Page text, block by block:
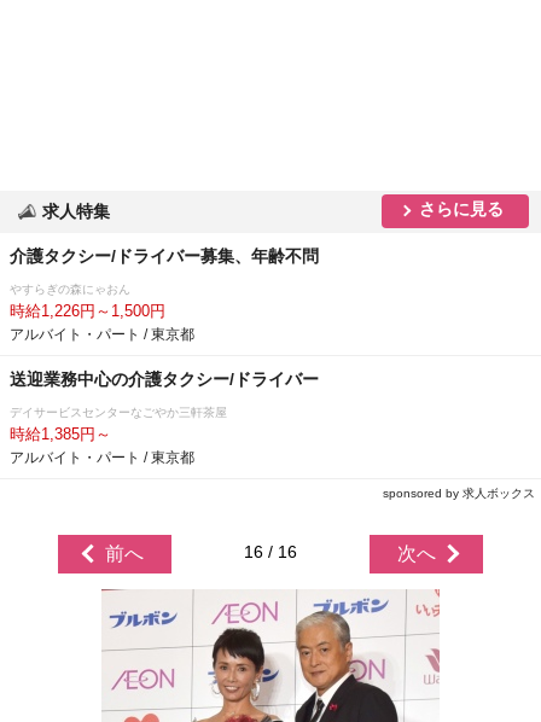
求人特集 さらに見る
介護タクシー/ドライバー募集、年齢不問
すらぎの森にゃおん
時給1,226円～1,500円
アルバイト・パート / 東京都
送迎業務中心の介護タクシー/ドライバー
デイサービスセンターなごやか三軒茶屋
時給1,385円～
アルバイト・パート / 東京都
sponsored by 求人ボックス
前へ 16 / 16 次へ